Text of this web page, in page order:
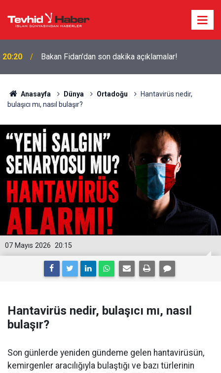
20:20
Bakan Fidan'dan son dakika açıklamalar!
17:44
6 ÜLKENİN ASKERLERİ İSTANBUL’DA: ÇOK
Anasayfa Dünya Ortadoğu
Hantavirüs nedir,
bulaşıcı mı, nasıl bulaşır?
20:15
07 Mayıs 2026
Hantavirüs nedir, bulaşıcı mı, nasıl
bulaşır?
Son günlerde yeniden gündeme gelen hantavirüsün,
kemirgenler aracılığıyla bulaştığı ve bazı türlerinin